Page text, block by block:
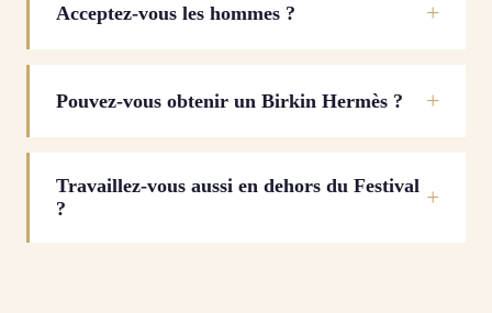
Acceptez-vous les hommes ?
Pouvez-vous obtenir un Birkin Hermès ?
Travaillez-vous aussi en dehors du Festival
?